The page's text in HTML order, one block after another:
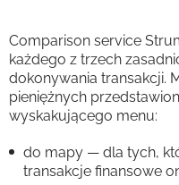
Comparison service
każdego z trzech
dokonywania transakcji.
pieniężnych
wyskakującego menu:
do mapy — dla tych,
transakcje finansowe